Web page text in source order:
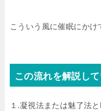
こういう風に催眠にかけ
この流れを解説して
１.凝視法または魅了法